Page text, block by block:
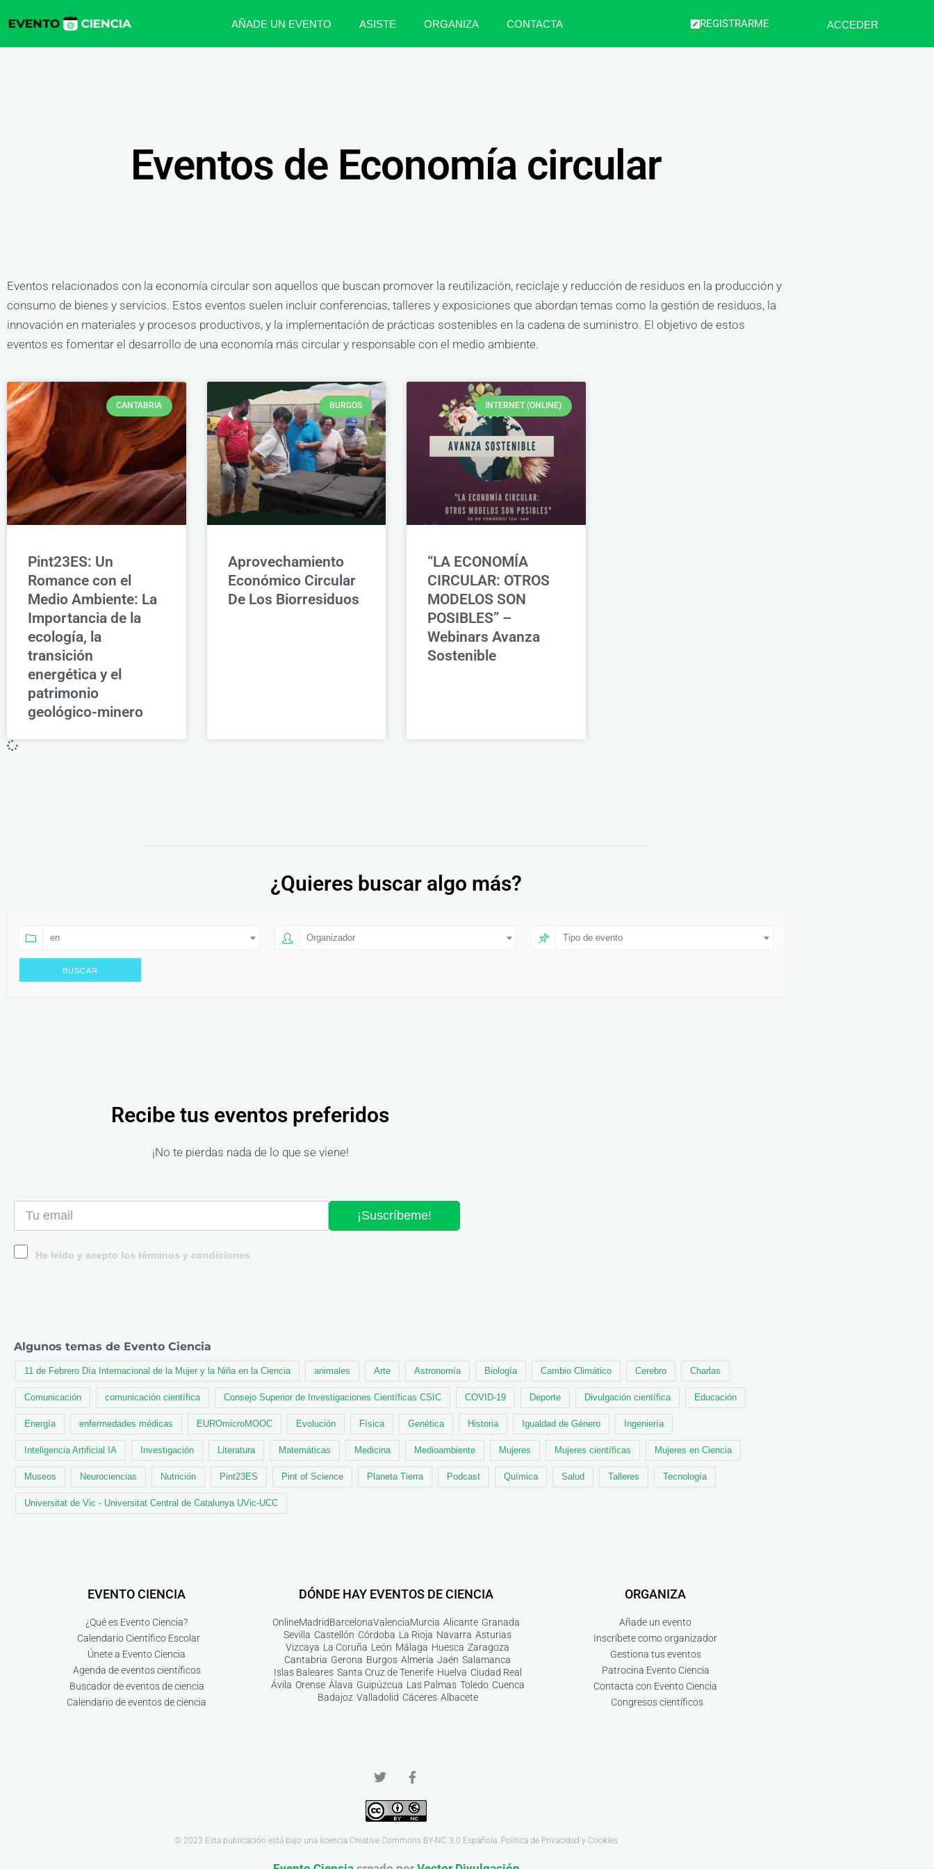
AÑADE UN EVENTO ASISTE ORGANIZA CONTACTA REGISTRARME ACCEDER
Eventos de Economía circular
Eventos relacionados con la economía circular son aquellos que buscan promover la reutilización, reciclaje y reducción de residuos en la producción y
consumo de bienes y servicios. Estos eventos suelen incluir conferencias, talleres y exposiciones que abordan temas como la gestión de residuos, la
innovación en materiales y procesos productivos, y la implementación de prácticas sostenibles en la cadena de suministro. El objetivo de estos
eventos es fomentar el desarrollo de una economía más circular y responsable con el medio ambiente.
CANTABRIA
Pint23ES: Un
Romance con el
Medio Ambiente: La
Importancia de la
ecología, la
transición
energética y el
patrimonio
geológico-minero
BURGOS
Aprovechamiento
Económico Circular
De Los Biorresiduos
INTERNET (ONLINE)
“LA ECONOMÍA
CIRCULAR: OTROS
MODELOS SON
POSIBLES” –
Webinars Avanza
Sostenible
¿Quieres buscar algo más?
en Organizador Tipo de evento
Recibe tus eventos preferidos
¡No te pierdas nada de lo que se viene!
¡Suscríbeme!
He leído y acepto los términos y condiciones
Algunos temas de Evento Ciencia
11 de Febrero Día Internacional de la Mujer y la Niña en la Ciencia animales Arte Astronomía Biología Cambio Climático Cerebro Charlas
Comunicación comunicación científica Consejo Superior de Investigaciones Científicas CSIC COVID-19 Deporte Divulgación científica Educación
Energía enfermedades médicas EUROmicroMOOC Evolución Física Genética Historia Igualdad de Género Ingeniería
Inteligencia Artificial IA Investigación Literatura Matemáticas Medicina Medioambiente Mujeres Mujeres científicas Mujeres en Ciencia
Museos Neurociencias Nutrición Pint23ES Pint of Science Planeta Tierra Podcast Química Salud Talleres Tecnología
Universitat de Vic - Universitat Central de Catalunya UVic-UCC
EVENTO CIENCIA
¿Qué es Evento Ciencia?
Calendario Científico Escolar
Únete a Evento Ciencia
Agenda de eventos científicos
Buscador de eventos de ciencia
Calendario de eventos de ciencia
DÓNDE HAY EVENTOS DE CIENCIA
OnlineMadridBarcelonaValenciaMurcia Alicante Granada
Sevilla Castellón Córdoba La Rioja Navarra Asturias
Vizcaya La Coruña León Málaga Huesca Zaragoza
Cantabria Gerona Burgos Almería Jaén Salamanca
Islas Baleares Santa Cruz de Tenerife Huelva Ciudad Real
Ávila Orense Álava Guipúzcua Las Palmas Toledo Cuenca
Badajoz Valladolid Cáceres Albacete
ORGANIZA
Añade un evento
Inscríbete como organizador
Gestiona tus eventos
Patrocina Evento Ciencia
Contacta con Evento Ciencia
Congresos científicos
© 2023 Esta publicación está bajo una licencia Creative Commons BY-NC 3.0 Española. Política de Privacidad y Cookies